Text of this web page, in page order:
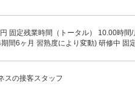
固定残業時間（トータル） 10.00時間
間6ヶ月 習熟度により変動) 研修中 固
スの接客スタッフ